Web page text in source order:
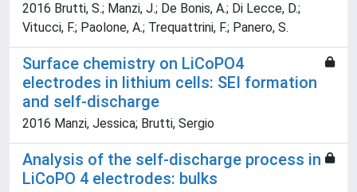
2016 Brutti, S.; Manzi, J.; De Bonis, A.; Di Lecce, D.;
Vitucci, F.; Paolone, A.; Trequattrini, F.; Panero, S.
Surface chemistry on LiCoPO4
electrodes in lithium cells: SEI formation
and self-discharge
2016 Manzi, Jessica; Brutti, Sergio
Analysis of the self-discharge process in
LiCoPO 4 electrodes: bulks